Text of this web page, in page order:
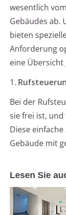
wesentlich
Gebäudes ab.
bieten
Anforderung
eine
1.
Bei der
sie frei ist,
Diese
Gebäude mit
Lesen Sie